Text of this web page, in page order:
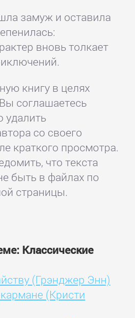
замуж и оставила
вновь толкает
книгу в целях
соглашаетесь
удалить
со своего
краткого просмотра.
что текста
быть в файлах по
страницы.
Классические
(Грэнджер Энн)
(Кристи